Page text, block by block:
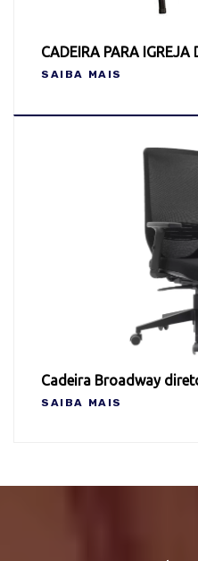
CADEIRA PARA IGREJA
SAIBA MAIS
Cadeira Broadway
SAIBA MAIS